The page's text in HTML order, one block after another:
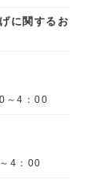
に関するお
～4：00
4：00